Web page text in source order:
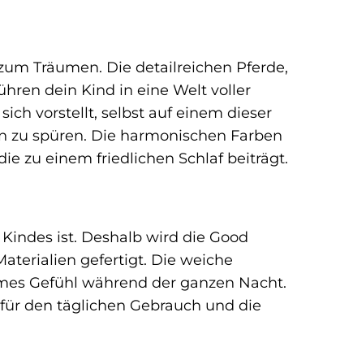
Träumen. Die detailreichen Pferde,
dein Kind in eine Welt voller
vorstellt, selbst auf einem dieser
zu spüren. Die harmonischen Farben
zu einem friedlichen Schlaf beiträgt.
ist. Deshalb wird die Good
gefertigt. Die weiche
Gefühl während der ganzen Nacht.
den täglichen Gebrauch und die